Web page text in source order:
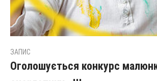
ЗАПИС
Оголошується конкурс